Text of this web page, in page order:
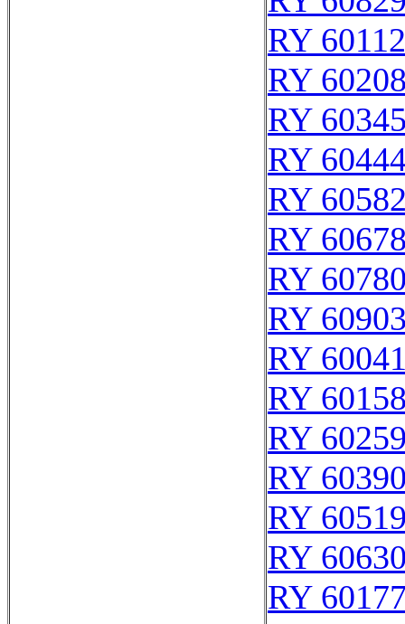
RY 60112
RY
RY
RY
RY
RY
RY
RY
RY
RY
RY
RY
RY
RY
RY